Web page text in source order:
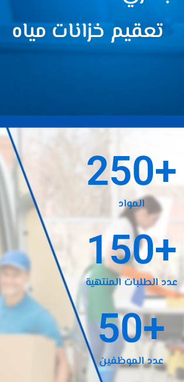
تعقيم خزانات مياه
المواد
+
250
عدد الطلبات المنتهية
+
150
عدد الموظفين
+
50